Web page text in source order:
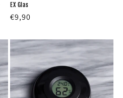
EX Glas
Normaler
€9,90